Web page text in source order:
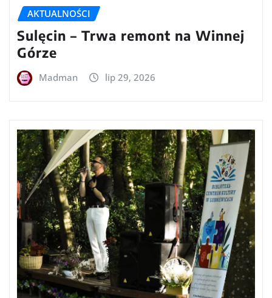
AKTUALNOŚCI
Sulęcin – Trwa remont na Winnej
Górze
Madman lip 29, 2026